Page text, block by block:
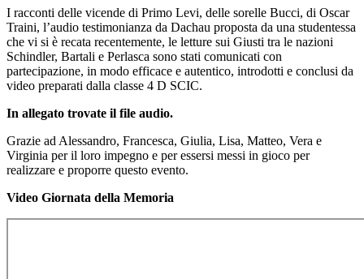
I racconti delle vicende di Primo Levi, delle sorelle Bucci, di Oscar
Traini, l’audio testimonianza da Dachau proposta da una studentessa
che vi si è recata recentemente, le letture sui Giusti tra le nazioni
Schindler, Bartali e Perlasca sono stati comunicati con
partecipazione, in modo efficace e autentico, introdotti e conclusi da
video preparati dalla classe 4 D SCIC.
In allegato trovate il file audio.
Grazie ad Alessandro, Francesca, Giulia, Lisa, Matteo, Vera e
Virginia per il loro impegno e per essersi messi in gioco per
realizzare e proporre questo evento.
Video Giornata della Memoria